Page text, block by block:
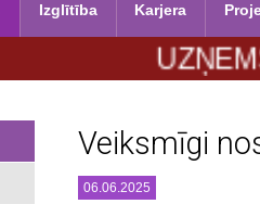
Izglītība Karjera
Veiksmīgi
06.06.2025